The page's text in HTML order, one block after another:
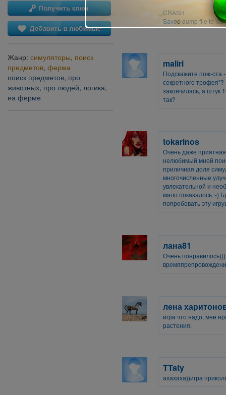
Жанр: симуляторы, поиск
предметов, ферма
поиск предметов, про
животных, про людей, логика,
на ферме
CRASH
Saved dump file to
maliri
Подскажите пож-ста
секретного
закончилась, а штук
так?
tokarinos
Очень даже
нелюбимый мной
приличная доля
многочисленные
увлекательной и
мало показалось :-)
попробовать эту
лана81
Очень
лена
игра что надо, мне
растения.
TTaty
ахахаха))игра